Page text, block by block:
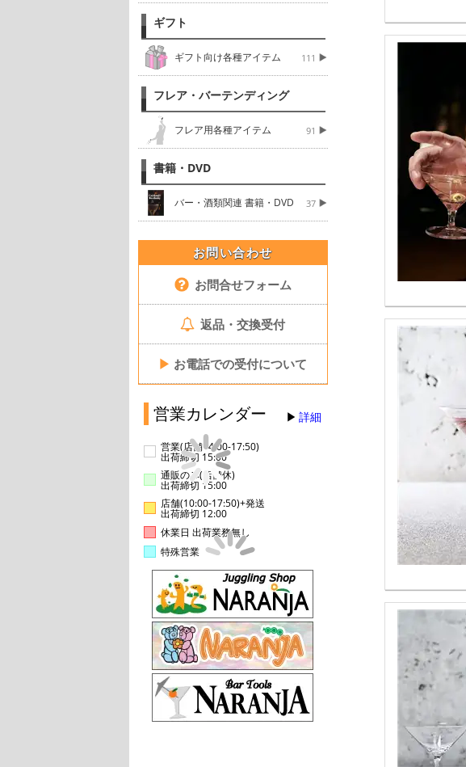
ギフト
ギフト向け各種アイテム 111
フレア・バーテンディング
フレア用各種アイテム 91
書籍・DVD
バー・酒類関連 書籍・DVD 37
お問い合わせ
お問合せフォーム
返品・交換受付
▶ お電話での受付について
営業カレンダー 詳細
営業(店舗14:00-17:50)
出荷締切 15:00
通販のみ(店舗休)
出荷締切 15:00
店舗(10:00-17:50)+発送
出荷締切 12:00
休業日 出荷業務無し
特殊営業